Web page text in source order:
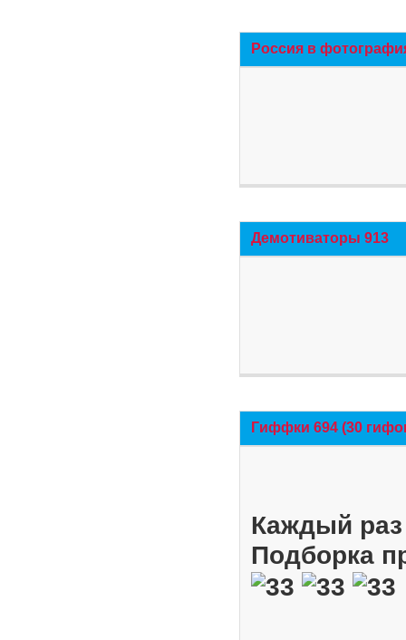
Россия в
Демотиваторы 913
Гиффки 694 (30
Каждый
Подборка